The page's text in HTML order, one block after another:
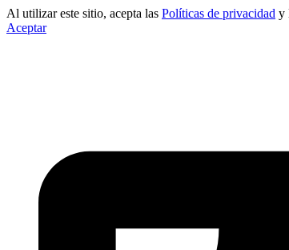
Al utilizar este sitio, acepta las Políticas de privacidad y
Aceptar